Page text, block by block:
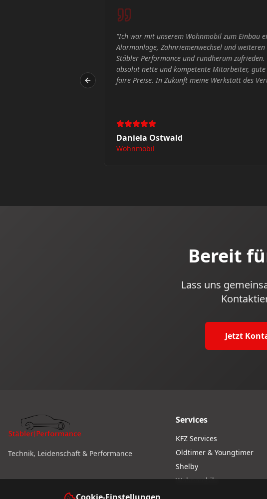
"Wir hatten Probleme mit unserem Fahrzeug.
Termin zur Diagnose und Reparatur
sich als Kunde ernst genommen und geschätzt.
Gerd Geißler
KFZ Service
Previous slide
Bereit
Lass uns
Jetzt
Technik, Leidenschaft & Performance
Services
KFZ Services
Oldtimer & Youngtimer
Shelby
Wohnmobile